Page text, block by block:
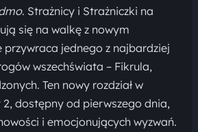
. Strażnicy i Strażniczki na
się na walkę z nowym
przywraca jednego z najbardziej
wszechświata – Fikrula,
Ten nowy rozdział w
dostępny od pierwszego dnia,
i emocjonujących wyzwań.